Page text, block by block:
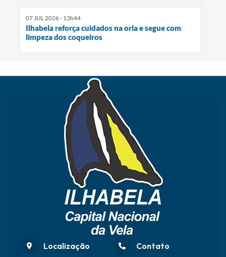
07 JUL 2026 - 13h44
Ilhabela reforça cuidados na orla e segue com
limpeza dos coqueiros
Localização Contato